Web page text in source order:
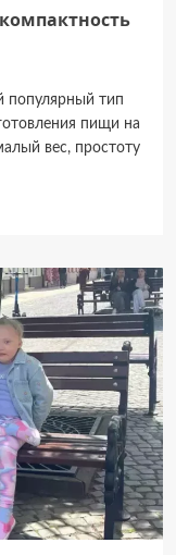
популярный тип
пищи на
вес, простоту